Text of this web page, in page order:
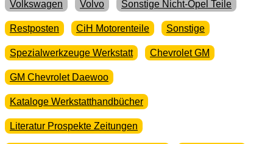
Volkswagen Volvo Sonstige Nicht-Opel Teile
Restposten CiH Motorenteile Sonstige
Spezialwerkzeuge Werkstatt Chevrolet GM
GM Chevrolet Daewoo
Kataloge Werkstatthandbücher
Literatur Prospekte Zeitungen